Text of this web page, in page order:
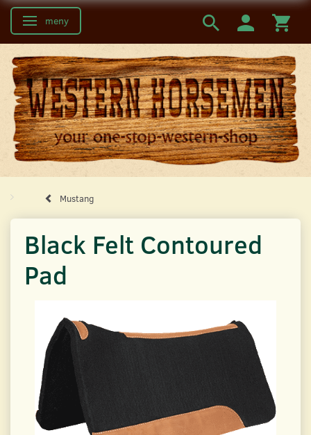
Ändra navigering
meny
Mustang
Black Felt Contoured
Pad